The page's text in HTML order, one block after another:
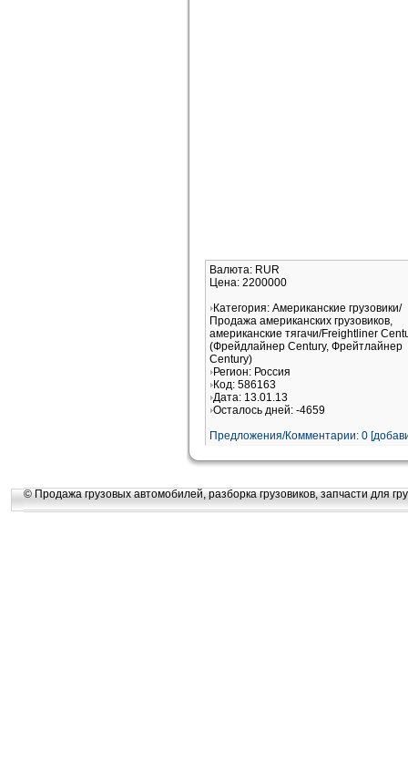
Валюта: RUR
Цена: 2200000
Категория: Американские грузовики/
Продажа американских грузовиков,
американские тягачи/Freightliner
(Фрейдлайнер Century, Фрейтлайнер
Century)
Регион: Россия
Код: 586163
Дата: 13.01.13
Осталось дней: -4659
Предложения/Комментарии: 0
© Продажа грузовых автомобилей, разборка грузовиков, запчасти для